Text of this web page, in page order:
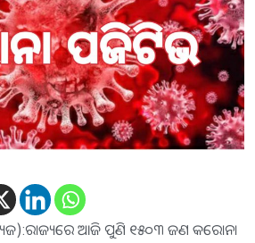
ଆଜି ପୁଣି ୧୫୦୩ ଜଣ କରୋନା